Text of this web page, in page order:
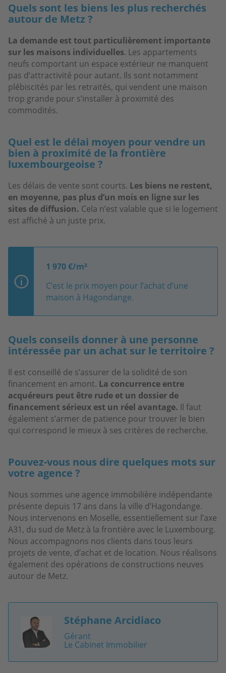
Quels sont les biens les plus recherchés
autour de Metz ?
La demande est tout particulièrement importante
sur les maisons individuelles. Les appartements
neufs comportant un espace extérieur ne manquent
pas d’attractivité pour autant. Ils sont notamment
plébiscités par les retraités, qui vendent une maison
trop grande pour s’installer à proximité des
commodités.
Quel est le délai moyen pour vendre un
bien à proximité de la frontière
luxembourgeoise ?
Les délais de vente sont courts. Les biens ne restent,
en moyenne, pas plus d’un mois en ligne sur les
sites de diffusion. Cela n’est valable que si le logement
est affiché à un juste prix.
1 970 €/m²
C’est le prix moyen pour l’achat d’une
maison à Hagondange.
Quels conseils donner à une personne
intéressée par un achat sur le territoire ?
Il est conseillé de s’assurer de la solidité de son
financement en amont. La concurrence entre
acquéreurs peut être rude et un dossier de
financement sérieux est un réel avantage. Il faut
également s’armer de patience pour trouver le bien
qui correspond le mieux à ses critères de recherche.
Pouvez-vous nous dire quelques mots sur
votre agence ?
Nous sommes une agence immobilière indépendante
présente depuis 17 ans dans la ville d’Hagondange.
Nous intervenons en Moselle, essentiellement sur l’axe
A31, du sud de Metz à la frontière avec le Luxembourg.
Nous accompagnons nos clients dans tous leurs
projets de vente, d’achat et de location. Nous réalisons
également des opérations de constructions neuves
autour de Metz.
Image Stéphane Arcidiaco
Gérant
Le Cabinet Immobilier